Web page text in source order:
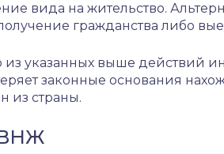
вида на жительство.
гражданства либо
из указанных выше действий
законные основания
из страны.